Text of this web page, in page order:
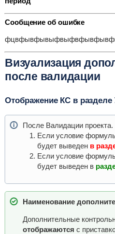
Сообщение об ошибке
Визуализация
после валидации
Отображение КС в
После Валидации проекта.
Если условие
будет выведен в
Если условие
будет выведен в
Наименование
Дополнительные
отображаются с